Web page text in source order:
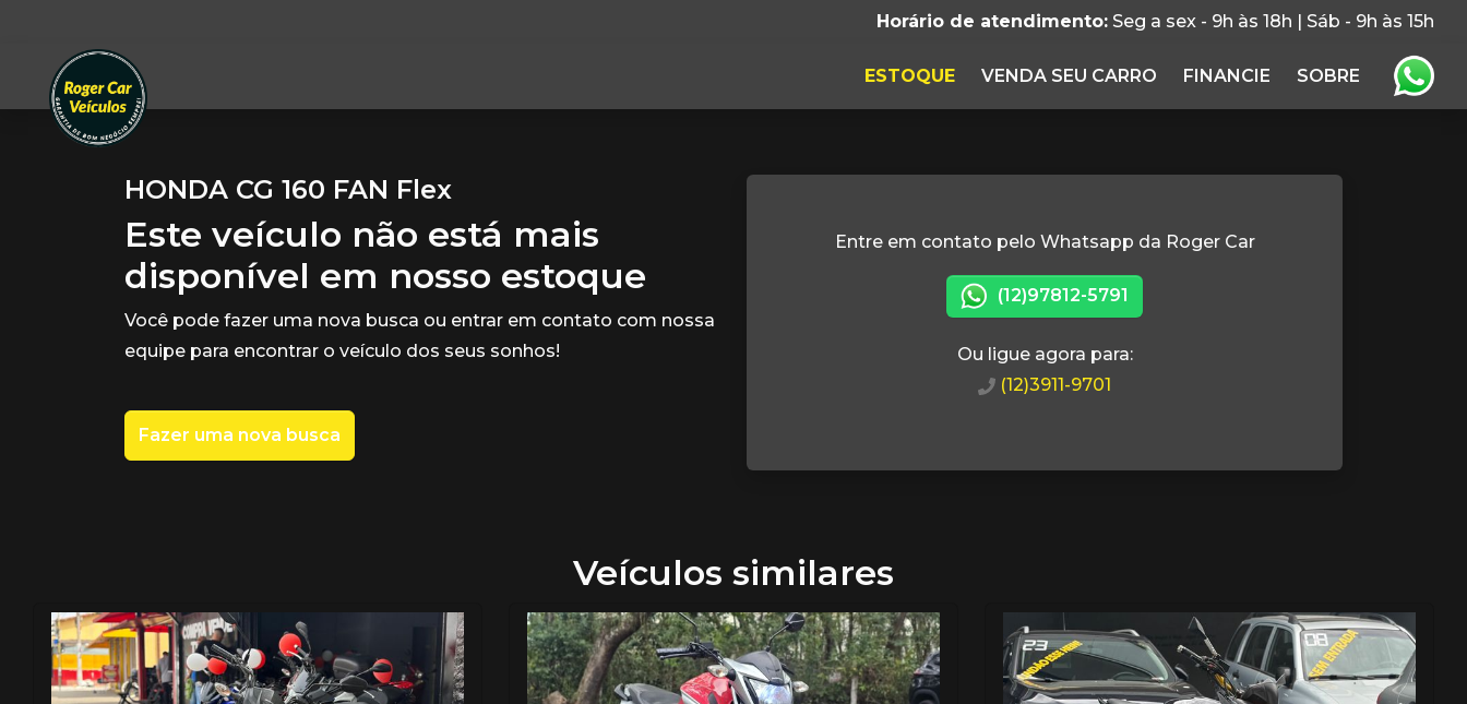
Horário de atendimento: Seg a sex - 9h às 18h | Sáb - 9h às 15h
ESTOQUE VENDA SEU CARRO FINANCIE SOBRE
HONDA CG 160 FAN Flex
Este veículo não está mais
disponível em nosso estoque
Você pode fazer uma nova busca ou entrar em contato com nossa
equipe para encontrar o veículo dos seus sonhos!
Fazer uma nova busca
Entre em contato pelo Whatsapp da Roger Car
(12)97812-5791
Ou ligue agora para:
(12)3911-9701
Veículos similares